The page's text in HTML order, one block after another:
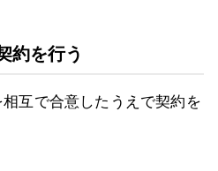
約を行う
互で合意したうえで契約を